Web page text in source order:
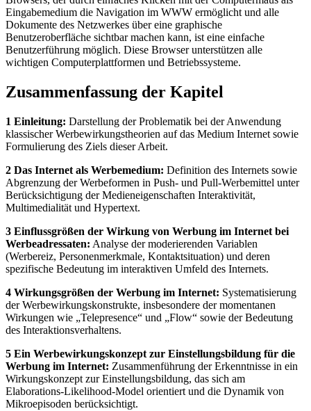
Eingabemedium die Navigation im WWW ermöglicht und alle
Dokumente des Netzwerkes über eine graphische
Benutzeroberfläche sichtbar machen kann, ist eine einfache
Benutzerführung möglich. Diese Browser unterstützen alle
wichtigen Computerplattformen und Betriebssysteme.
Zusammenfassung der Kapitel
1 Einleitung: Darstellung der Problematik bei der Anwendung
klassischer Werbewirkungstheorien auf das Medium Internet sowie
Formulierung des Ziels dieser Arbeit.
2 Das Internet als Werbemedium: Definition des Internets sowie
Abgrenzung der Werbeformen in Push- und Pull-Werbemittel unter
Berücksichtigung der Medieneigenschaften Interaktivität,
Multimedialität und Hypertext.
3 Einflussgrößen der Wirkung von Werbung im Internet bei
Werbeadressaten: Analyse der moderierenden Variablen
(Werbereiz, Personenmerkmale, Kontaktsituation) und deren
spezifische Bedeutung im interaktiven Umfeld des Internets.
4 Wirkungsgrößen der Werbung im Internet: Systematisierung
der Werbewirkungskonstrukte, insbesondere der momentanen
Wirkungen wie „Telepresence“ und „Flow“ sowie der Bedeutung
des Interaktionsverhaltens.
5 Ein Werbewirkungskonzept zur Einstellungsbildung für die
Werbung im Internet: Zusammenführung der Erkenntnisse in ein
Wirkungskonzept zur Einstellungsbildung, das sich am
Elaborations-Likelihood-Model orientiert und die Dynamik von
Mikroepisoden berücksichtigt.